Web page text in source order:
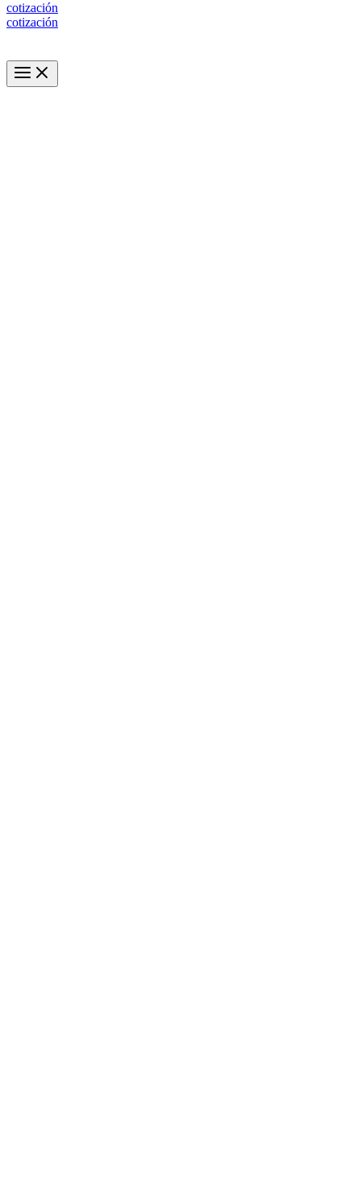
cotización
cotización